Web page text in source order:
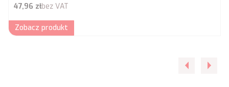
Cena netto
47,96 złbez VAT
Zobacz produkt